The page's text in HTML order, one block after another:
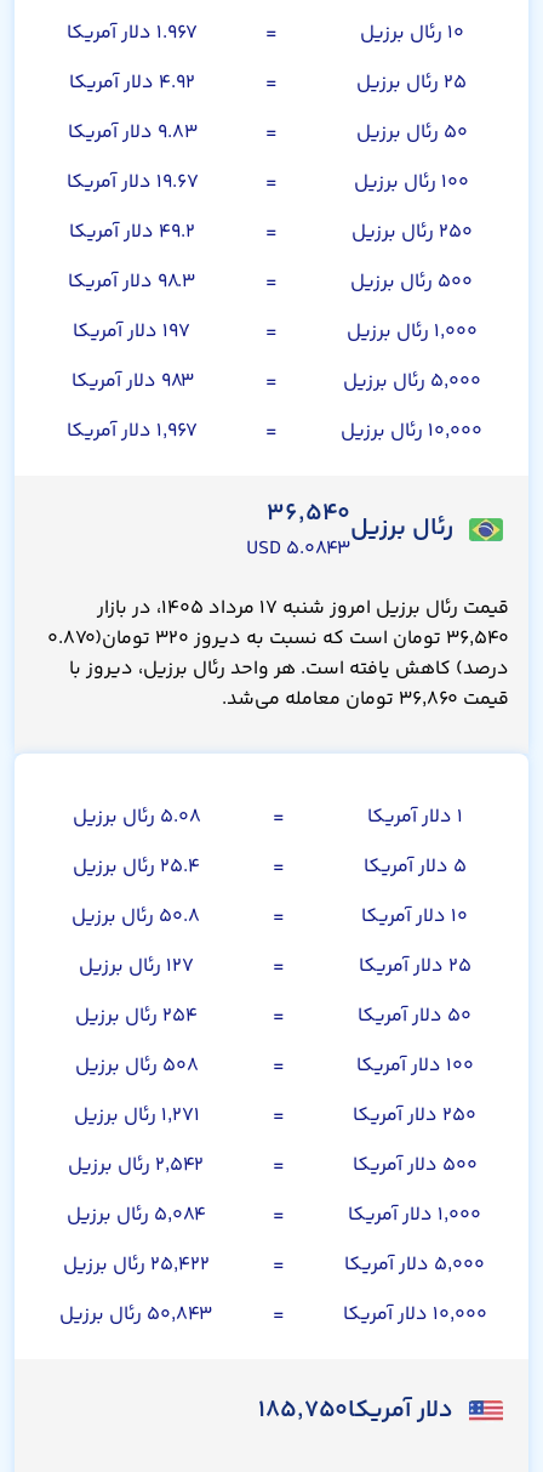
۱۰ رئال برزیل
=
۱.۹۶۷ دلار آمریکا
۲۵ رئال برزیل
=
۴.۹۲ دلار آمریکا
۵۰ رئال برزیل
=
۹.۸۳ دلار آمریکا
۱۰۰ رئال برزیل
=
۱۹.۶۷ دلار آمریکا
۲۵۰ رئال برزیل
=
۴۹.۲ دلار آمریکا
۵۰۰ رئال برزیل
=
۹۸.۳ دلار آمریکا
۱,۰۰۰ رئال برزیل
=
۱۹۷ دلار آمریکا
۵,۰۰۰ رئال برزیل
=
۹۸۳ دلار آمریکا
۱۰,۰۰۰ رئال برزیل
= ۱,۹۶۷ دلار آمریکا
رئال برزیل۳۶,۵۴۰
۵.۰۸۴۳ USD
قیمت رئال برزیل امروز شنبه ۱۷ مرداد ۱۴۰۵، در بازار
۳۶,۵۴۰ تومان است که نسبت به دیروز ۳۲۰ تومان(۰.۸۷۰
درصد) کاهش یافته است. هر واحد رئال برزیل، دیروز با
قیمت ۳۶,۸۶۰ تومان معامله می‌شد.
۱ دلار آمریکا =
۵.۰۸ رئال برزیل
۵ دلار آمریکا
=
۲۵.۴ رئال برزیل
۱۰ دلار آمریکا
=
۵۰.۸ رئال برزیل
۲۵ دلار آمریکا
=
۱۲۷ رئال برزیل
۵۰ دلار آمریکا
=
۲۵۴ رئال برزیل
۱۰۰ دلار آمریکا
=
۵۰۸ رئال برزیل
۲۵۰ دلار آمریکا
=
۱,۲۷۱ رئال برزیل
۵۰۰ دلار آمریکا
=
۲,۵۴۲ رئال برزیل
۱,۰۰۰ دلار آمریکا
=
۵,۰۸۴ رئال برزیل
۵,۰۰۰ دلار آمریکا
=
۲۵,۴۲۲ رئال برزیل
۱۰,۰۰۰ دلار آمریکا
= ۵۰,۸۴۳ رئال برزیل
دلار آمریکا۱۸۵,۷۵۰